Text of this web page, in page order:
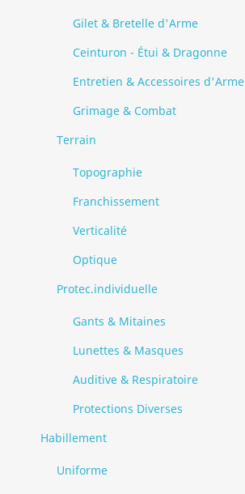
Gilet & Bretelle d'Arme
Ceinturon - Étui & Dragonne
Entretien & Accessoires d'Arme
Grimage & Combat
Terrain
Topographie
Franchissement
Verticalité
Optique
Protec.individuelle
Gants & Mitaines
Lunettes & Masques
Auditive & Respiratoire
Protections Diverses
Habillement
Uniforme